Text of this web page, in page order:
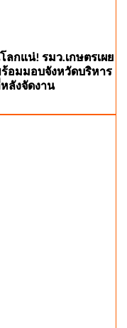
กแน่! รมว.เกษตรเผย
อมมอบจังหวัดบริหาร
ลังจัดงาน